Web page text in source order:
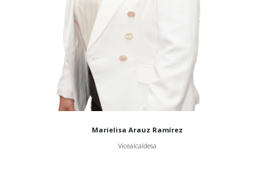
Marielisa Arauz Ramírez
Vicealcaldesa